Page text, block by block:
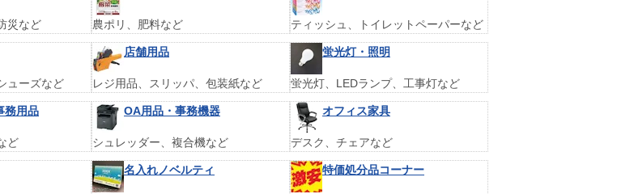
災など 農ポリ、肥料など ティッシュ、トイレットペーパーなど
ューズなど
店舗用品
レジ用品、スリッパ、包装紙など
蛍光灯・照明
蛍光灯、LEDランプ、工事灯など
務用品
ど
OA用品・事務機器
シュレッダー、複合機など
オフィス家具
デスク、チェアなど
名入れノベルティ 特価処分品コーナー